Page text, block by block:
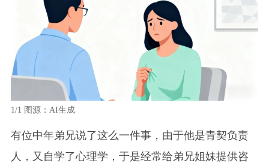
1/1 图源：AI生成
有位中年弟兄说了这么一件事，由于他是青契负责
人，又自学了心理学，于是经常给弟兄姐妹提供咨